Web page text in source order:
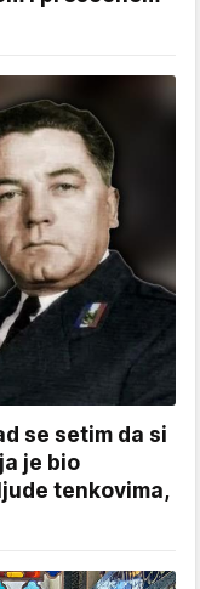
se setim da si
je bio
tenkovima,